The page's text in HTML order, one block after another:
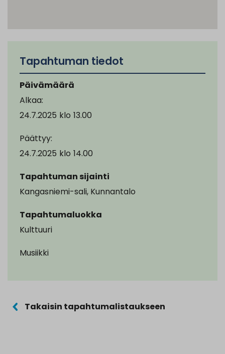
Tapahtuman tiedot
Päivämäärä
Alkaa:
24.7.2025 klo 13.00
Päättyy:
24.7.2025 klo 14.00
Tapahtuman sijainti
Kangasniemi-sali, Kunnantalo
Tapahtumaluokka
Kulttuuri
Musiikki
Takaisin tapahtumalistaukseen